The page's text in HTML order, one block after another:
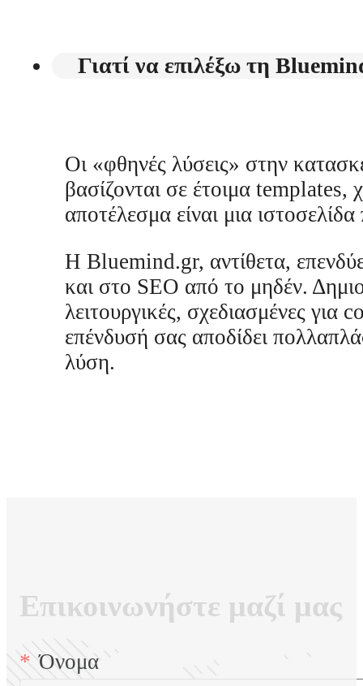
Γιατί να επιλέξω τη
Οι «φθηνές λύσεις» στην
βασίζονται σε έτοιμα
αποτέλεσμα είναι μια
Η Bluemind.gr, αντίθετα,
και στο SEO από το μηδέν.
λειτουργικές, σχεδιασμένες
επένδυσή σας αποδίδει
λύση.
Επικοινωνήστε μαζί μας
Όνομα